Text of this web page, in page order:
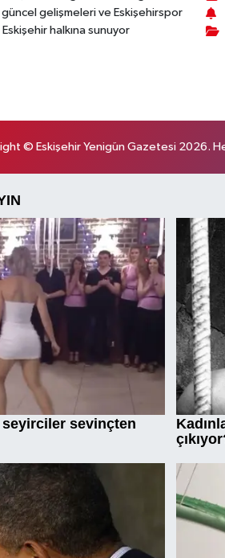
gelişmeleri ve Eskişehirspor
halkına sunuyor
© Eskişehir Yenigün Gazetesi 2026. Her